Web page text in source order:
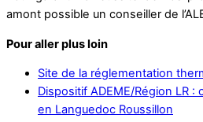
amont possible un conseiller de
Pour aller plus loin
Site de la réglementation
Dispositif ADEME/Région LR
en Languedoc Roussillon